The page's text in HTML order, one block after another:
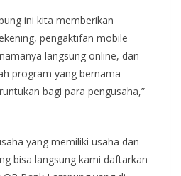
ini kita memberikan
pengaktifan mobile
langsung online, dan
program yang bernama
bagi para pengusaha,”
yang memiliki usaha dan
bisa langsung kami daftarkan